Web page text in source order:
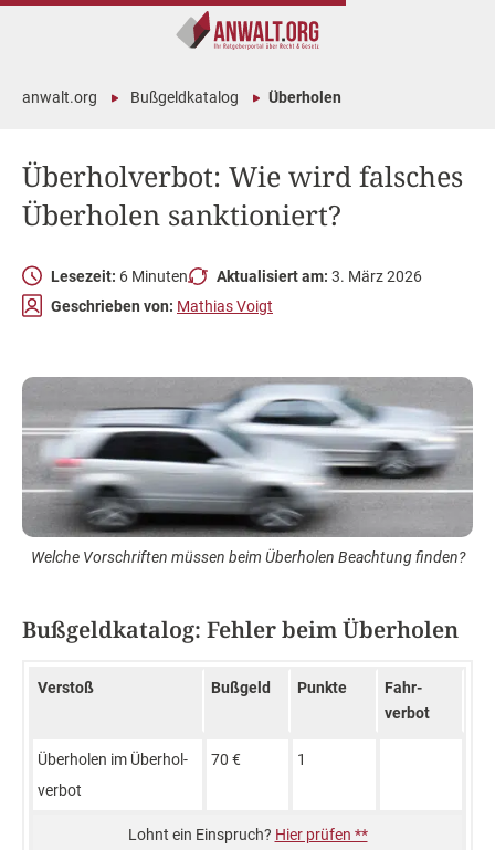
Überholverbot: Wie wird falsches
Überholen sanktioniert?
anwalt.org Bußgeldkatalog Überholen
Lesezeit: 6 Minuten Aktualisiert am: 3. März 2026
Geschrieben von: Mathias Voigt
Welche Vorschriften müssen beim Überholen Beachtung finden?
Bußgeldkatalog: Fehler beim Überholen
Verstoß Buß­geld Punkte
Fahr­
verbot
Überholen im Überhol­
verbot
70 € 1
Hier prüfen **